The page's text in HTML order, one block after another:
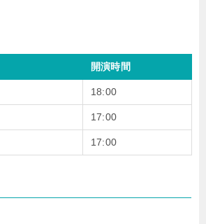
開演時間
18:00
17:00
17:00